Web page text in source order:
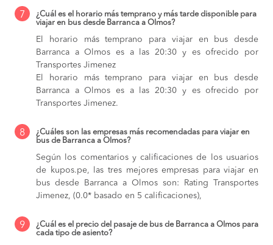
7
¿Cuál es el horario más temprano y más tarde disponible para
viajar en bus desde Barranca a Olmos?
El horario más temprano para viajar en bus desde
Barranca a Olmos es a las 20:30 y es ofrecido por
Transportes Jimenez
El horario más temprano para viajar en bus desde
Barranca a Olmos es a las 20:30 y es ofrecido por
Transportes Jimenez.
8
¿Cuáles son las empresas más recomendadas para viajar en
bus de Barranca a Olmos?
Según los comentarios y calificaciones de los usuarios
de kupos.pe, las tres mejores empresas para viajar en
bus desde Barranca a Olmos son: Rating Transportes
Jimenez, (0.0* basado en 5 calificaciones),
9
¿Cuál es el precio del pasaje de bus de Barranca a Olmos para
cada tipo de asiento?